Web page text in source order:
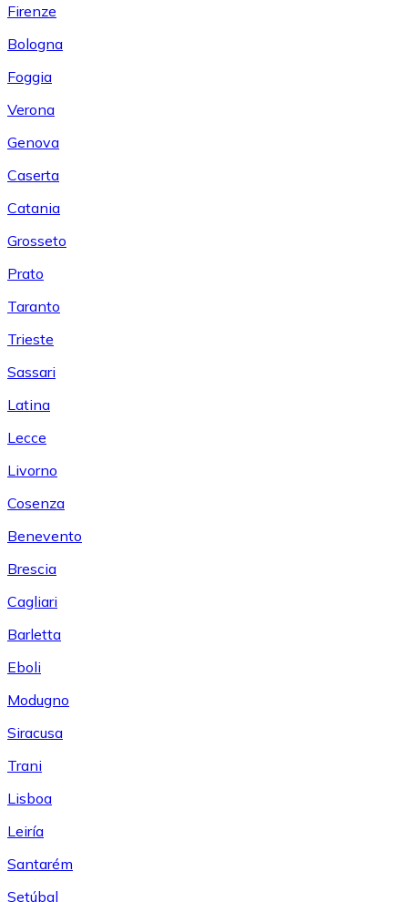
Firenze
Bologna
Foggia
Verona
Genova
Caserta
Catania
Grosseto
Prato
Taranto
Trieste
Sassari
Latina
Lecce
Livorno
Cosenza
Benevento
Brescia
Cagliari
Barletta
Eboli
Modugno
Siracusa
Trani
Lisboa
Leiría
Santarém
Setúbal